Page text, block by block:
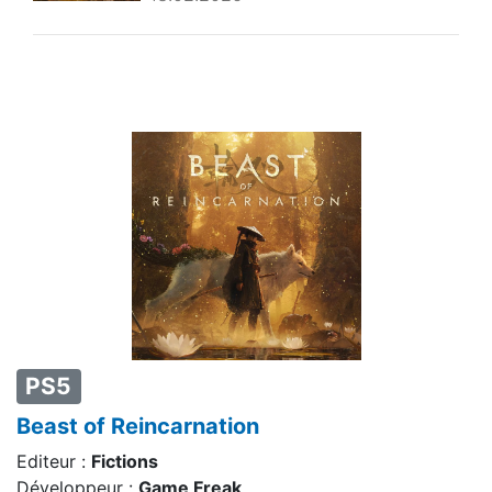
PS5
Beast of Reincarnation
Editeur : Fictions
Développeur : Game Freak